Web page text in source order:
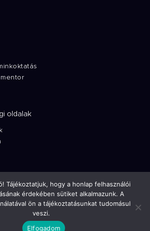
oldalak
useandPrivacy Policy
Tájékoztatjuk, hogy a honlap felhasználói
érdekében sütiket alkalmazunk. A
ön a tájékoztatásunkat tudomásul
veszi.
Elfogadom